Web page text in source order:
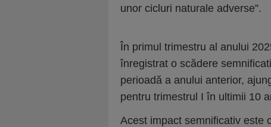
unor cicluri naturale adverse”.
În primul trimestru al anului
înregistrat o scădere
perioadă a anului anterior,
pentru trimestrul I în ultimii 10
Acest impact semnificativ este